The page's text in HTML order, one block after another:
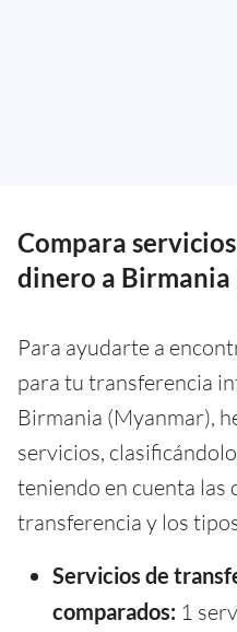
Compara
dinero a Birmania
Para ayudarte a
para tu transferencia
Birmania (Myanmar),
servicios,
teniendo en cuenta las
transferencia y los
Servicios de
comparados: 1